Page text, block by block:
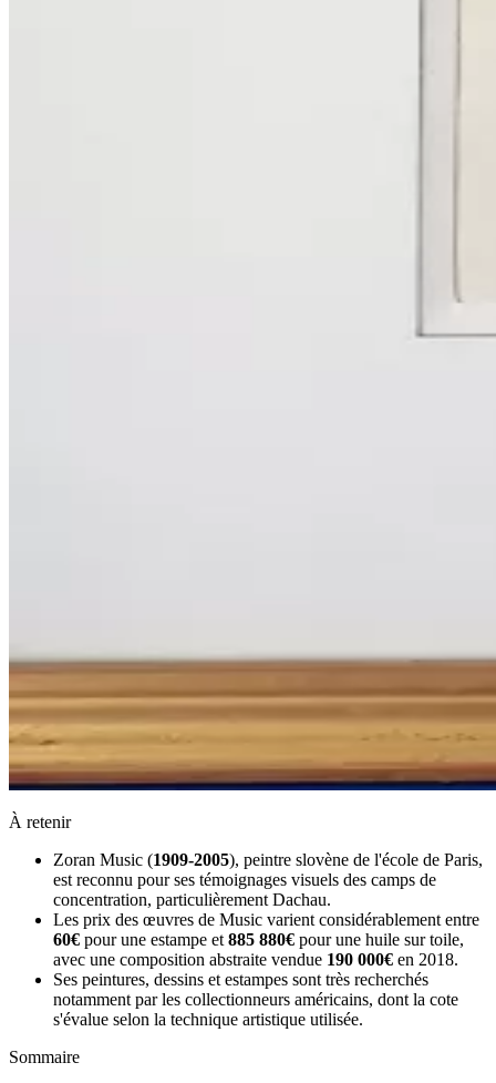
À retenir
Zoran Music (1909-2005), peintre slovène de l'école de Paris,
est reconnu pour ses témoignages visuels des camps de
concentration, particulièrement Dachau.
Les prix des œuvres de Music varient considérablement entre
60€ pour une estampe et 885 880€ pour une huile sur toile,
avec une composition abstraite vendue 190 000€ en 2018.
Ses peintures, dessins et estampes sont très recherchés
notamment par les collectionneurs américains, dont la cote
s'évalue selon la technique artistique utilisée.
Sommaire